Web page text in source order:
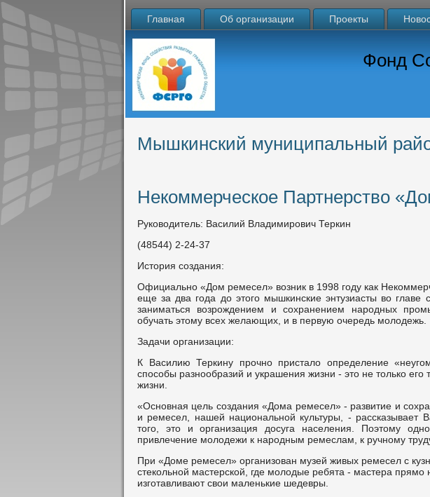
Главная Об организации Проекты
Фонд
Мышкинский муниципальный
Некоммерческое Партнерство
Руководитель: Василий Владимирович Теркин
(48544) 2-24-37
История создания:
Официально «Дом ремесел» возник в 1998 году как
еще за два года до этого мышкинские энтузиасты во главе
заниматься возрождением и сохранением народных
обучать этому всех желающих, и в первую очередь молодежь.
Задачи организации:
К Василию Теркину прочно пристало определение
способы разнообразий и украшения жизни - это не только его
жизни.
«Основная цель создания «Дома ремесел» - развитие и
и ремесел, нашей национальной культуры, - рассказывает
того, это и организация досуга населения. Поэтому
привлечение молодежи к народным ремеслам, к ручному
При «Доме ремесел» организован музей живых ремесел с
стекольной мастерской, где молодые ребята - мастера прямо
изготавливают свои маленькие шедевры.